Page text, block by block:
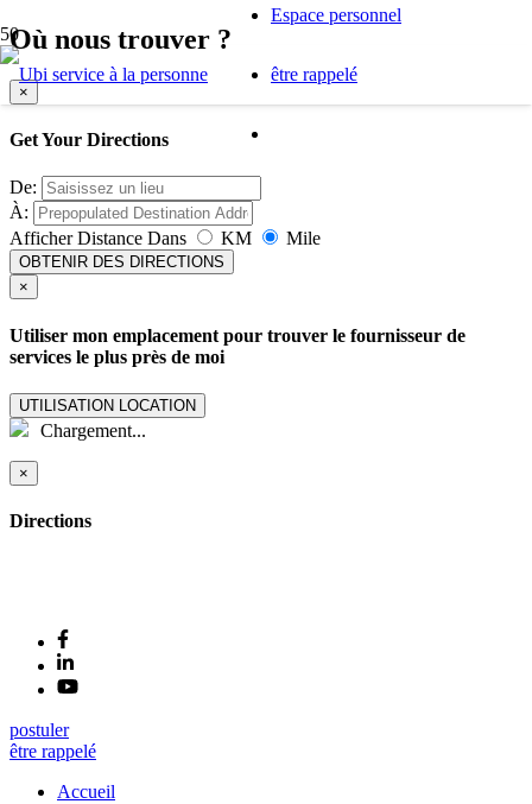
Espace personnel
être rappelé
Où nous trouver ?
×
Get Your Directions
De:
À:
Afficher Distance Dans
KM Mile
OBTENIR DES DIRECTIONS
×
Utiliser mon emplacement pour trouver le fournisseur de
services le plus près de moi
UTILISATION LOCATION
Chargement...
×
Directions
postuler
être rappelé
Accueil